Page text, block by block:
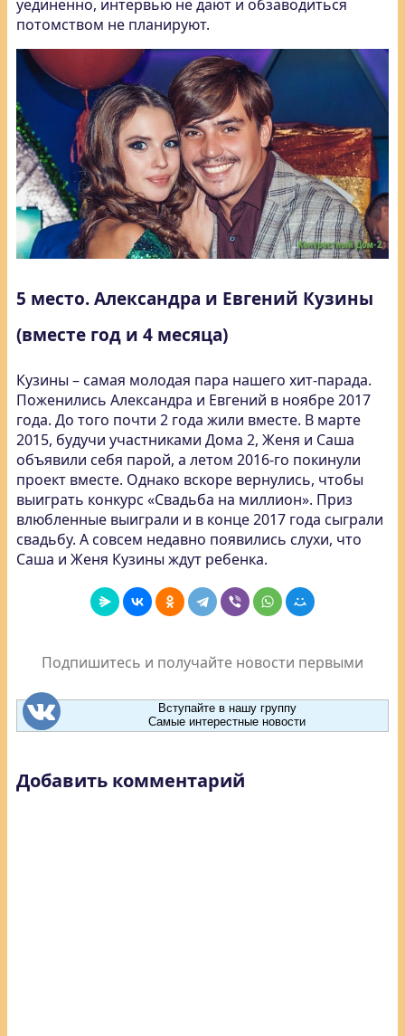
уединенно, интервью не дают и обзаводиться
потомством не планируют.
5 место. Александра и Евгений Кузины
(вместе год и 4 месяца)
Кузины – самая молодая пара нашего хит-парада.
Поженились Александра и Евгений в ноябре 2017
года. До того почти 2 года жили вместе. В марте
2015, будучи участниками Дома 2, Женя и Саша
объявили себя парой, а летом 2016-го покинули
проект вместе. Однако вскоре вернулись, чтобы
выиграть конкурс «Свадьба на миллион». Приз
влюбленные выиграли и в конце 2017 года сыграли
свадьбу. А совсем недавно появились слухи, что
Саша и Женя Кузины ждут ребенка.
Подпишитесь и получайте новости первыми
Вступайте в нашу группу
Самые интерестные новости
Добавить комментарий